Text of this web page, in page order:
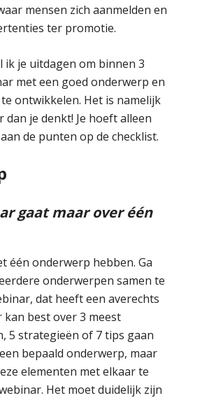
mensen zich aanmelden en
ter promotie.
ik je uitdagen om binnen 3
met een goed onderwerp en
ontwikkelen. Het is namelijk
dan je denkt! Je hoeft alleen
de punten op de checklist.
gaat maar over één
één onderwerp hebben. Ga
onderwerpen samen te
dat heeft een averechts
kan best over 3 meest
5 strategieën of 7 tips gaan
bepaald onderwerp, maar
elementen met elkaar te
Het moet duidelijk zijn